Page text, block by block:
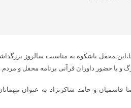
محفل باشکوه به مناسبت سالروز
و با حضور داوران قرآنی برنامه محفل و مردم
قاسمیان و حامد شاکرنژاد به عنوان